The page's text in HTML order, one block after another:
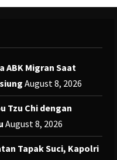
ABK Migran Saat
August 8, 2026
Tzu Chi dengan
August 8, 2026
Tapak Suci, Kapolri